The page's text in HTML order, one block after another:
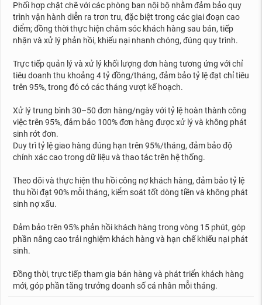
Phối hợp chặt chẽ với các phòng ban nội bộ nhằm đảm bảo quy
trình vận hành diễn ra trơn tru, đặc biệt trong các giai đoạn cao
điểm; đồng thời thực hiện chăm sóc khách hàng sau bán, tiếp
nhận và xử lý phản hồi, khiếu nại nhanh chóng, đúng quy trình.
Trực tiếp quản lý và xử lý khối lượng đơn hàng tương ứng với chỉ
tiêu doanh thu khoảng 4 tỷ đồng/tháng, đảm bảo tỷ lệ đạt chỉ tiêu
trên 95%, trong đó có các tháng vượt kế hoạch.
Xử lý trung bình 30–50 đơn hàng/ngày với tỷ lệ hoàn thành công
việc trên 95%, đảm bảo 100% đơn hàng được xử lý và không phát
sinh rớt đơn.
Duy trì tỷ lệ giao hàng đúng hạn trên 95%/tháng, đảm bảo độ
chính xác cao trong dữ liệu và thao tác trên hệ thống.
Theo dõi và thực hiện thu hồi công nợ khách hàng, đảm bảo tỷ lệ
thu hồi đạt 90% mỗi tháng, kiểm soát tốt dòng tiền và không phát
sinh nợ xấu.
Đảm bảo trên 95% phản hồi khách hàng trong vòng 15 phút, góp
phần nâng cao trải nghiệm khách hàng và hạn chế khiếu nại phát
sinh.
Đồng thời, trực tiếp tham gia bán hàng và phát triển khách hàng
mới, góp phần tăng trưởng doanh số cá nhân mỗi tháng.